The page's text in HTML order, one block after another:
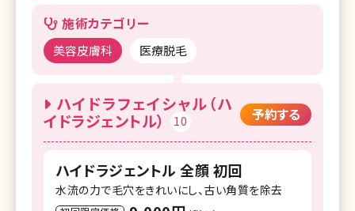
施術カテゴリー
美容皮膚科 医療脱毛
ハイドラフェイシャル（ハ
イドラジェントル）
10 予約する
ハイドラジェントル 全顔 初回
水流の力で毛穴をきれいにし、古い角質を除去